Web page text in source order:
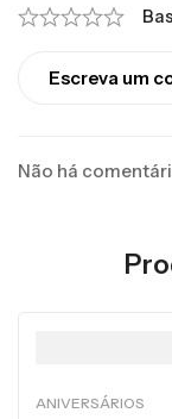
Escreva um
Não há
ANIVERSÁRIOS